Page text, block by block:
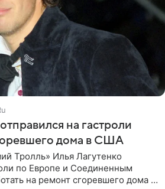
на гастроли
дома в США
Тролль» Илья Лагутенко
по Европе и Соединенным
на ремонт сгоревшего дома в